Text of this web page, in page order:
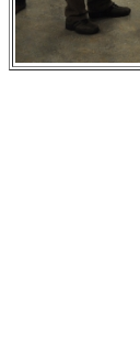
Das
Auf